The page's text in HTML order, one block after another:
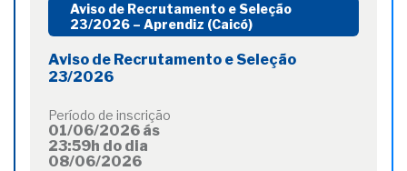
Aviso de Recrutamento e Seleção
23/2026 – Aprendiz (Caicó)
Aviso de Recrutamento e Seleção
23/2026
Período de inscrição
01/06/2026 ás
23:59h do dia
08/06/2026